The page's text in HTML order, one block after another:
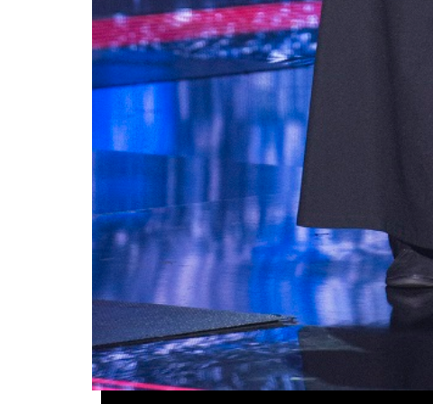
23-летний Роман Дуда, работающий
гитару песни Avicii Wake me up развернул
выступления Романа сразу же попало в
просмотров.
СМОТРИТЕ: Музыкант группы 5'Nizza
и детьми